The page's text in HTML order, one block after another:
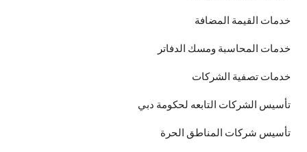
خدمات القيمة المضافة
خدمات المحاسبة ومسك الدفاتر
خدمات تصفية الشركات
تأسيس الشركات التابعه لحكومة دبي
تأسيس شركات المناطق الحرة